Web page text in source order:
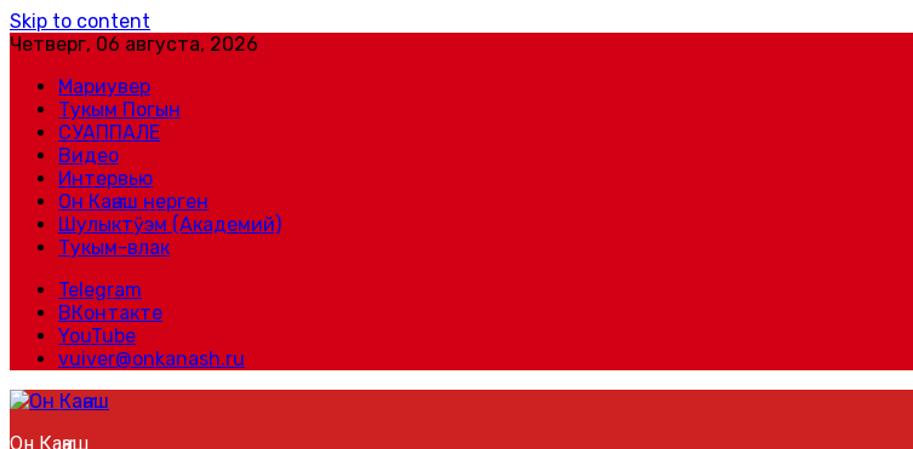
Skip to content
Четверг, 06 августа, 2026
Мариувер
Тукым Погын
СУАППАЛЕ
Видео
Интервью
Он Каҥаш нерген
Шулыктӱэм (Академий)
Тукым-влак
Telegram
ВКонтакте
YouTube
vuiver@onkanash.ru
Он Каҥаш